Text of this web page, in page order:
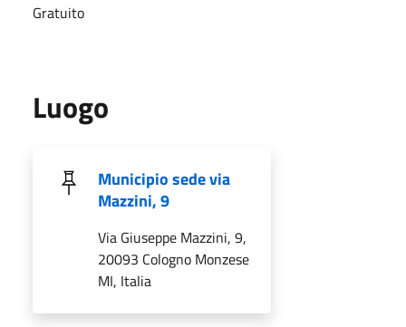
Gratuito
Luogo
Municipio sede via
Mazzini, 9
Via Giuseppe Mazzini, 9,
20093 Cologno Monzese
MI, Italia